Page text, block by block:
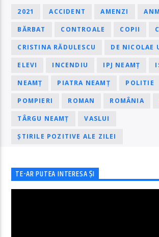
2021 ACCIDENT AMENZI ANM
BĂRBAT CONTROALE COPII
CRISTINA RĂDULESCU DE NICOLAE
ELEVI INCENDIU IPJ NEAMȚ
NEAMȚ PIATRA NEAMȚ POLITIE
POMPIERI ROMAN ROMÂNIA
TÂRGU NEAMȚ VASLUI
ȘTIRILE POZITIVE ALE ZILEI
TE-AR PUTEA INTERESA ȘI